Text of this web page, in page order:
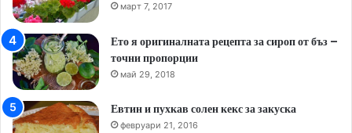
март 7, 2017
Ето я оригиналната рецепта за сироп от бъз –
точни пропорции
май 29, 2018
Евтин и пухкав солен кекс за закуска
февруари 21, 2016